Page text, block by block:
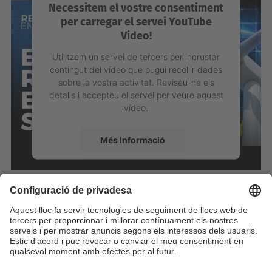
Necessitem el vostre consentiment
per carregar el servei YouTube
Video!
Utilitzem un servei de tercers per incrustar
contingut del vídeo que pugui recollir dades
sobre la vostra activitat. Reviseu-ne els
detalls i accepteu el servei per veure aquest
vídeo.
Més Informació
Accepta
powered byUsercentrics Consent
Management Platform
Identifiqueu-vos per a afegir comentaris